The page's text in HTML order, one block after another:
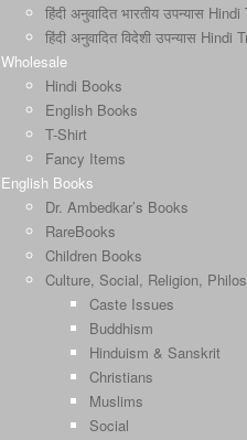
हिंदी अनुवादित भारतीय उपन्यास
हिंदी अनुवादित विदेशी उपन्यास
Wholesale
Hindi Books
English Books
T-Shirt
Fancy Items
English Books
Dr. Ambedkar’s Books
RareBooks
Children Books
Culture, Social, Religion,
Caste Issues
Buddhism
Hinduism & Sanskrit
Christians
Muslims
Social